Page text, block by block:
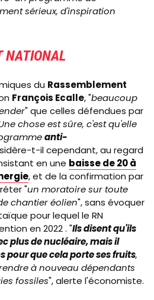
sérieux, d'inspiration
NATIONAL
du Rassemblement
François Ecalle, "beaucoup
" que celles défendues par
chose est sûre, c'est qu'elle
anti-
t-il cependant, au regard
en une baisse de 20 à
, et de la confirmation par
"un moratoire sur toute
chantier éolien", sans évoquer
pour lequel le RN
en 2022. "Ils disent qu'ils
plus de nucléaire, mais il
pour que cela porte ses fruits,
à nouveau dépendants
fossiles", alerte l'économiste.